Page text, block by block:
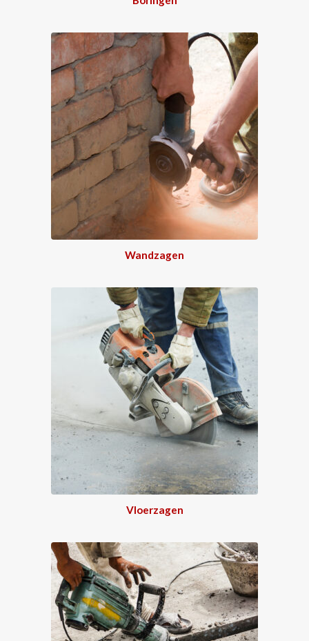
Wandzagen
Vloerzagen